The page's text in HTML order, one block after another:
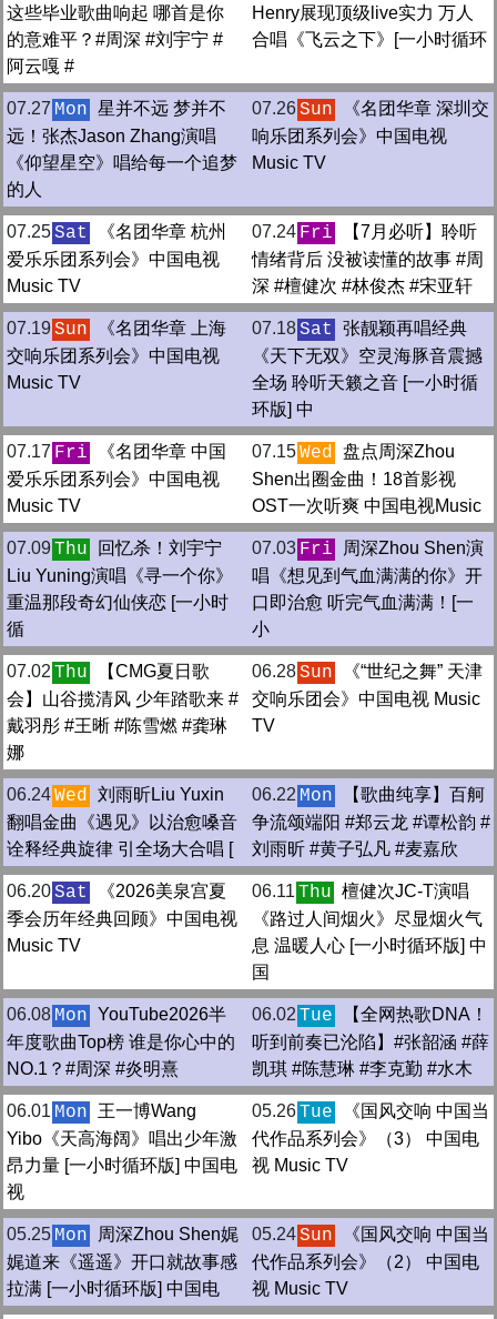
这些毕业歌曲响起 哪首是你
的意难平？#周深 #刘宇宁 #
阿云嘎 #
Henry展现顶级live实力 万人
合唱《飞云之下》[一小时循环
07.27 Mon 星并不远 梦并不
远！张杰Jason Zhang演唱
《仰望星空》唱给每一个追梦
的人
07.26Sun
《名团华章 深圳交
响乐团系列会》中国电视
Music TV
07.25Sat
《名团华章 杭州
爱乐乐团系列会》中国电视
Music TV
07.24 Fri
【7月必听】聆听
情绪背后 没被读懂的故事 #周
深 #檀健次 #林俊杰 #宋亚轩
07.19Sun
《名团华章 上海
交响乐团系列会》中国电视
Music TV
07.18Sat
张靓颖再唱经典
《天下无双》空灵海豚音震撼
全场 聆听天籁之音 [一小时循
环版] 中
07.17 Fri
《名团华章 中国
爱乐乐团系列会》中国电视
Music TV
07.15Wed 盘点周深Zhou
Shen出圈金曲！18首影视
OST一次听爽 中国电视Music
07.09Thu
回忆杀！刘宇宁
Liu Yuning演唱《寻一个你》
重温那段奇幻仙侠恋 [一小时
循
07.03 Fri
周深Zhou Shen演
唱《想见到气血满满的你》开
口即治愈 听完气血满满！[一
小
07.02 Thu
【CMG夏日歌
会】山谷揽清风 少年踏歌来 #
戴羽彤 #王晰 #陈雪燃 #龚琳
娜
06.28Sun
《“世纪之舞” 天津
交响乐团会》中国电视 Music
TV
06.24Wed 刘雨昕Liu Yuxin
翻唱金曲《遇见》以治愈嗓音
诠释经典旋律 引全场大合唱 [
06.22 Mon
【歌曲纯享】百舸
争流颂端阳 #郑云龙 #谭松韵 #
刘雨昕 #黄子弘凡 #麦嘉欣
06.20Sat
《2026美泉宫夏
季会历年经典回顾》中国电视
Music TV
06.11 Thu 檀健次JC-T演唱
《路过人间烟火》尽显烟火气
息 温暖人心 [一小时循环版] 中
国
06.08 Mon YouTube2026半
年度歌曲Top榜 谁是你心中的
NO.1？#周深 #炎明熹
06.02 Tue
【全网热歌DNA！
听到前奏已沦陷】#张韶涵 #薛
凯琪 #陈慧琳 #李克勤 #水木
06.01 Mon
王一博Wang
Yibo《天高海阔》唱出少年激
昂力量 [一小时循环版] 中国电
视
05.26Tue
《国风交响 中国当
代作品系列会》（3） 中国电
视 Music TV
05.25 Mon
周深Zhou Shen娓
娓道来《遥遥》开口就故事感
拉满 [一小时循环版] 中国电
05.24Sun
《国风交响 中国当
代作品系列会》（2） 中国电
视 Music TV